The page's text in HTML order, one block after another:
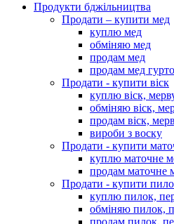
Продукти бджільництва
Продати – купити мед
куплю мед
обміняю мед
продам мед
продам мед
Продати - купити віск
куплю віск,
обміняю віск,
продам віск,
вироби з воску
Продати - купити
куплю маточне
продам маточне
Продати - купити
куплю пилок,
обміняю пилок,
продам пилок,